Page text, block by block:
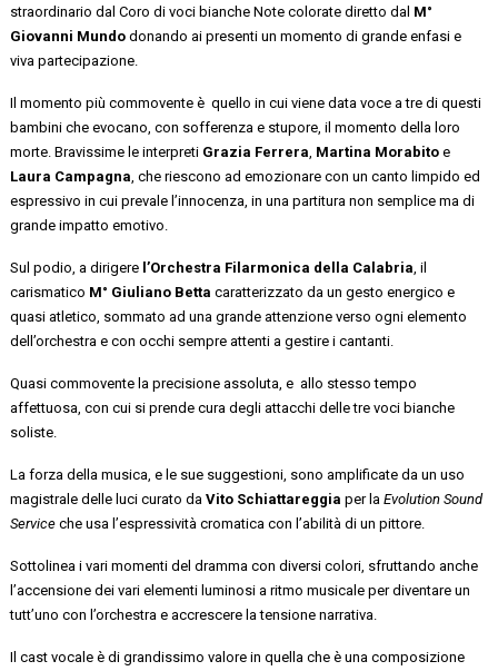
straordinario da lCoro di voci biancheNote colorate diretto dal M°
Giovanni Mundo donando ai presenti un momento di grande enfasi e
viva partecipazione.
I l momento più commovente è quello in cui viene data voce a tre di questi
bambini che evocano con sofferenza e stupore il momento della loro
morte . Bravissime le interpreti Grazia Ferrera Martina Morabito e
Laura Campagna , che riescono ad emozionare con un canto limpido ed
espressivo in cuiprevale l’innocenza ,in una partitura non semplice ma di
grande impatto emotivo.
Sul podio, a dirigere l’Orchestra Filarmonica della Calabria il
carismatico M° Giuliano Betta caratterizzato da un gesto energico e
quasi atletico sommato ad una grande attenzione verso ogni elemento
dell’orchestra e con occhi sempre attenti a gestirei cantanti
Quasi commovente la precisione assoluta e allo stesso tempo
affettuosa con cui si prendecura degli attacchi delletre voci bianche
soliste
La forza della musica e le sue suggestioni sono amplificate da un uso
magistrale delle luci curato daVito Schiattareggia per laEvolution Sound
Service che usa l’espressività cromatica con l’abilità di un pittore.
Sottolinea i vari momenti del dramma con diversi colori sfruttando anche
l’accensione dei vari elementi luminosia ritmo musicaleper diventare un
tutt’uno con l’orchestra e accrescere la tensione narrativa.
Il cast vocale è di grandissimo valore in quella che è una composizione